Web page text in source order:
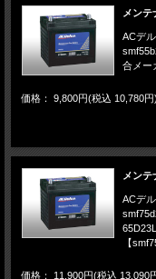
メン
ACデ
合メー
価格： 9,800円(税込 10,780円)
メン
ACデ
【
価格： 11,900円(税込 13,090